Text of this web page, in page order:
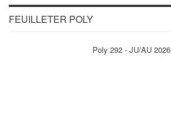
FEUILLETER POLY
Poly 292 - JU/AU 2026